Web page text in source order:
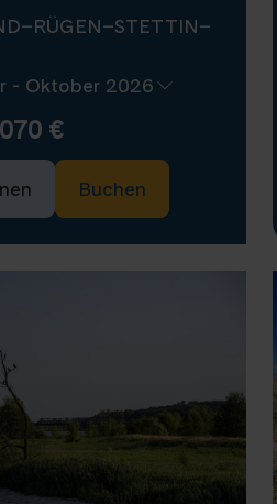
- Oktober 2026
€
Buchen
2026
2026